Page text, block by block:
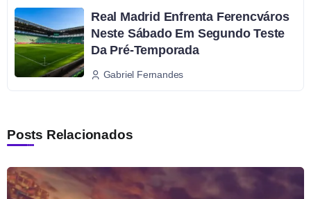
Real Madrid Enfrenta Ferencváros
Neste Sábado Em Segundo Teste
Da Pré-Temporada
Gabriel Fernandes
Posts Relacionados